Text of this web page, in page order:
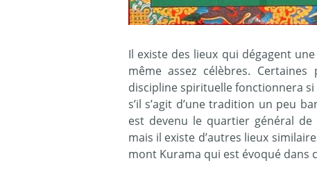
Il existe des lieux qui dégagent
même assez célèbres.
discipline spirituelle fonctionnera
s’il s’agit d’une tradition un peu
est devenu le quartier général
mais il existe d’autres lieux
mont Kurama qui est évoqué dans